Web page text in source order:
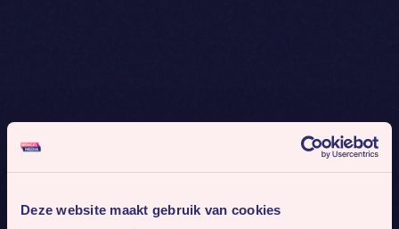
Deze website maakt gebruik van cookies